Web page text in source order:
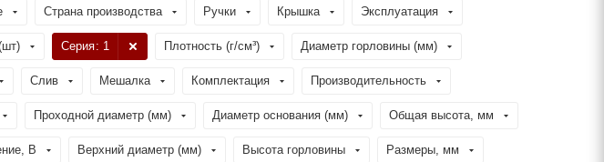
Страна производства Ручки Крышка Эксплуатация
Серия: 1 Плотность (г/см³) Диаметр горловины (мм)
Слив Мешалка Комплектация Производительность
Проходной диаметр (мм) Диаметр основания (мм) Общая высота, мм
В Верхний диаметр (мм) Высота горловины Размеры, мм